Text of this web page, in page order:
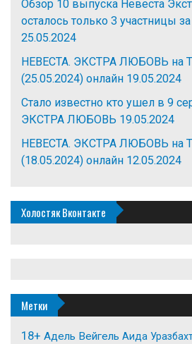
Обзор 10 выпуска Невеста
осталось только 3 участницы
25.05.2024
НЕВЕСТА. ЭКСТРА ЛЮБОВЬ на
(25.05.2024) онлайн 19.05.2024
Стало известно кто ушел в 9
ЭКСТРА ЛЮБОВЬ 19.05.2024
НЕВЕСТА. ЭКСТРА ЛЮБОВЬ на
(18.05.2024) онлайн 12.05.2024
Холостяк Вконтакте
Метки
18+ Адель Вейгель Аида